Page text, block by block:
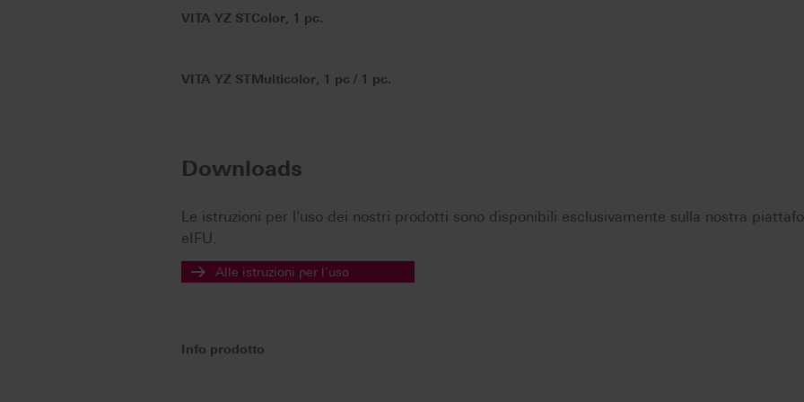
VITA YZ STColor, 1 pc.
VITA YZ STMulticolor, 1 pc / 1 pc.
Downloads
Le istruzioni per l'uso dei nostri prodotti sono disponibili esclusivamente sulla nostra
eIFU.
Alle istruzioni per l'uso
Info prodotto